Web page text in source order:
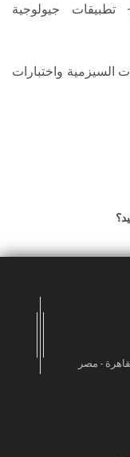
الخريجين
الموظفون
تطبيقات جيولوجية
السيزمية واختبارات
- مصر